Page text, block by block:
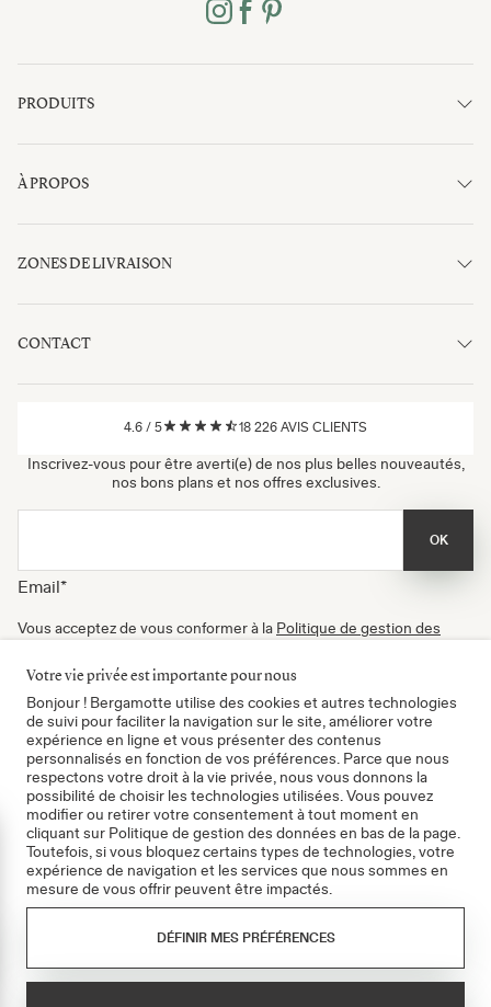
PRODUITS
À PROPOS
ZONES DE LIVRAISON
CONTACT
4.6 / 5 18 226 AVIS CLIENTS
Inscrivez-vous pour être averti(e) de nos plus belles nouveautés,
nos bons plans et nos offres exclusives.
Email*
OK
Vous acceptez de vous conformer à la Politique de gestion des
newsletters. Vous pouvez vous désinscrire à tout moment.
Certifié B Corp
Politique de gestion des données
Votre vie privée est importante pour nous
Bonjour ! Bergamotte utilise des cookies et autres technologies
de suivi pour faciliter la navigation sur le site, améliorer votre
expérience en ligne et vous présenter des contenus
personnalisés en fonction de vos préférences. Parce que nous
respectons votre droit à la vie privée, nous vous donnons la
possibilité de choisir les technologies utilisées. Vous pouvez
modifier ou retirer votre consentement à tout moment en
cliquant sur Politique de gestion des données en bas de la page.
Toutefois, si vous bloquez certains types de technologies, votre
expérience de navigation et les services que nous sommes en
mesure de vous offrir peuvent être impactés.
DÉFINIR MES PRÉFÉRENCES